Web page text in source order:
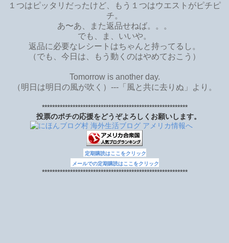
１つはピッタリだったけど、もう１つはウエストがピチピ
チ。
あ〜あ、また返品せねば。。。
でも、ま、いいや。
返品に必要なレシートはちゃんと持ってるし。
（でも、今日は、もう動くのはやめておこう）
Tomorrow is another day.
（明日は明日の風が吹く）---「風と共に去りぬ」より。
*********************************************************
投票のポチの応援をどうぞよろしくお願いします。
定期購読はここをクリック
メールでの定期購読はここをクリック
*********************************************************